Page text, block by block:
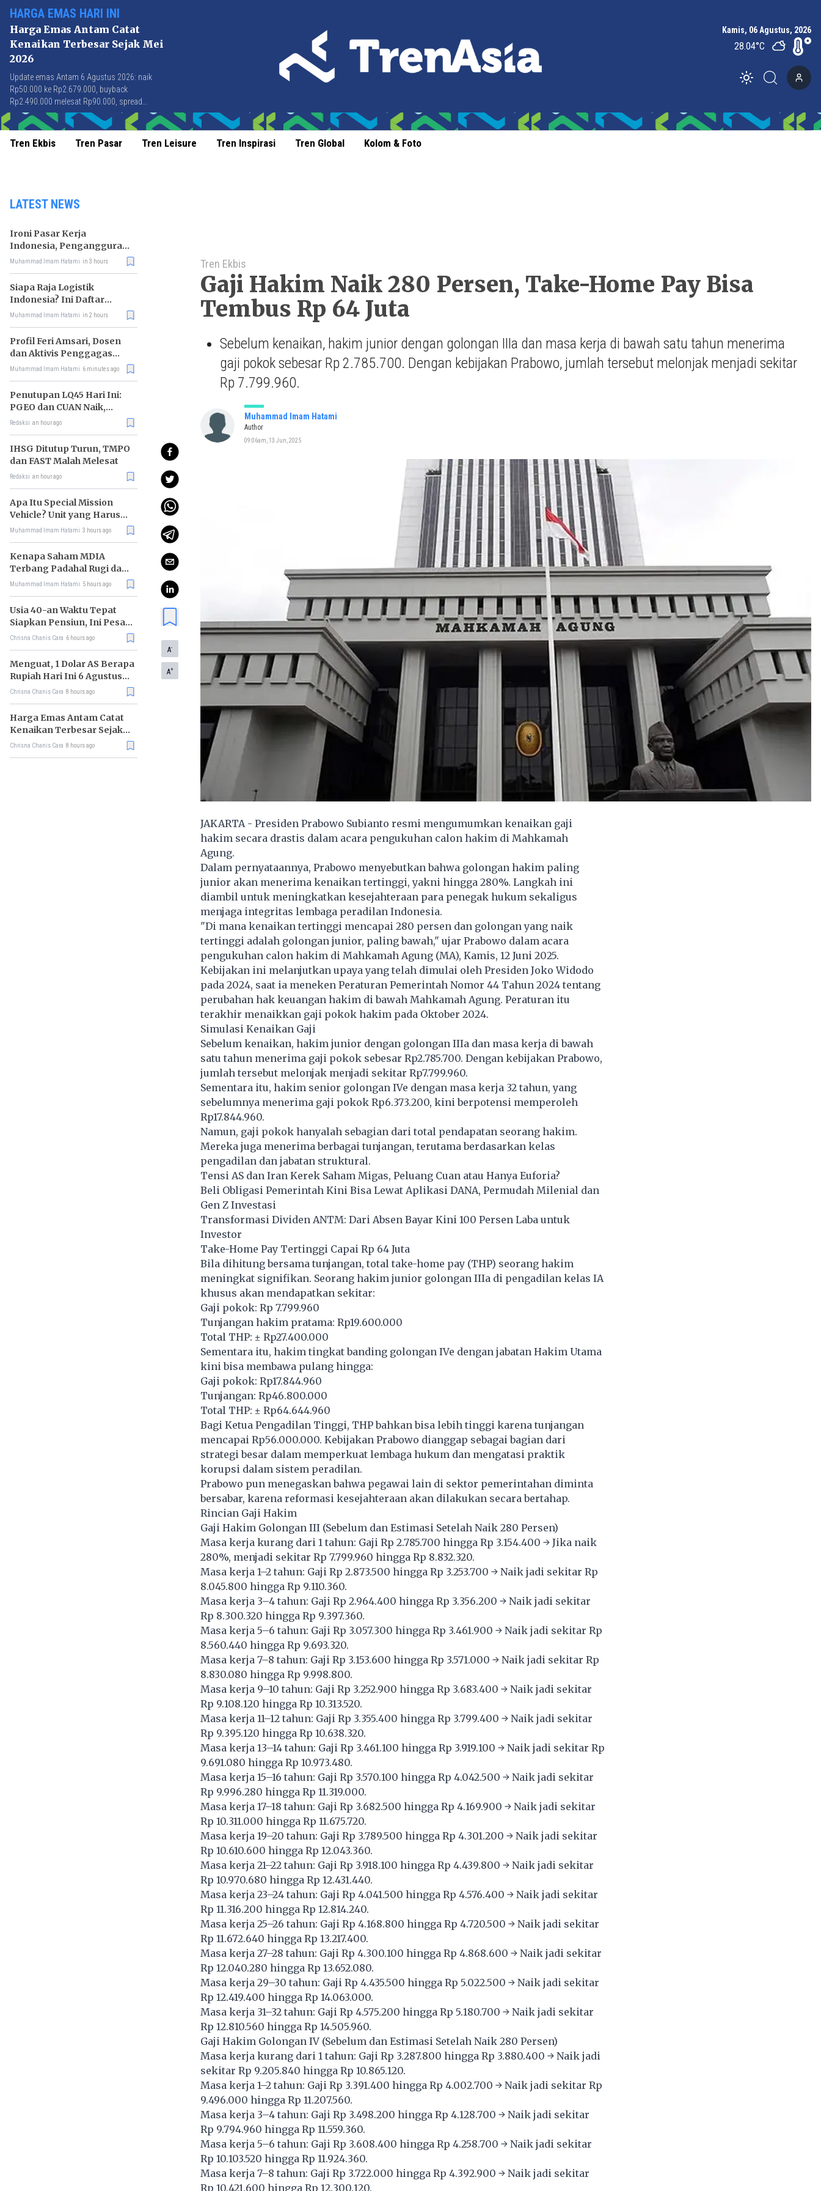
HARGA EMAS HARI INI
Harga Emas Antam Catat
Kenaikan Terbesar Sejak Mei
2026
Update emas Antam 6 Agustus 2026: naik
Rp50.000 ke Rp2.679.000, buyback
Rp2.490.000 melesat Rp90.000, spread
Rp189.000 tersempit sejak awal April 2026.
Kamis, 06 Agustus, 2026
28.04°C
Toggle theme
Tren Ekbis Tren Pasar Tren Leisure Tren Inspirasi Tren Global Kolom & Foto
LATEST NEWS
Ironi Pasar Kerja
Indonesia, Pengangguran
Didominasi Lulusan SMK
Muhammad Imam Hatami in 3 hours
Siapa Raja Logistik
Indonesia? Ini Daftar
Pemimpin Pasarnya
Muhammad Imam Hatami in 2 hours
Profil Feri Amsari, Dosen
dan Aktivis Penggagas
Kabinet Bayangan
Muhammad Imam Hatami 6 minutes ago
Penutupan LQ45 Hari Ini:
PGEO dan CUAN Naik,
MBMA Turun
Redaksi an hour ago
IHSG Ditutup Turun, TMPO
dan FAST Malah Melesat
Redaksi an hour ago
Apa Itu Special Mission
Vehicle? Unit yang Harus
Bereskan Utang Whoosh
Muhammad Imam Hatami 3 hours ago
Kenapa Saham MDIA
Terbang Padahal Rugi dan
Terlilit Utang?
Muhammad Imam Hatami 5 hours ago
Usia 40-an Waktu Tepat
Siapkan Pensiun, Ini Pesan
Rhenald Kasali
Chrisna Chanis Cara 6 hours ago
Menguat, 1 Dolar AS Berapa
Rupiah Hari Ini 6 Agustus
2026?
Chrisna Chanis Cara 8 hours ago
Harga Emas Antam Catat
Kenaikan Terbesar Sejak
Mei 2026
Chrisna Chanis Cara 8 hours ago
A-
A+
Tren Ekbis
Gaji Hakim Naik 280 Persen, Take-Home Pay Bisa
Tembus Rp 64 Juta
Sebelum kenaikan, hakim junior dengan golongan IIIa dan masa kerja di bawah satu tahun menerima
gaji pokok sebesar Rp 2.785.700. Dengan kebijakan Prabowo, jumlah tersebut melonjak menjadi sekitar
Rp 7.799.960.
Muhammad Imam Hatami
Author
09:06am, 13 Jun, 2025
JAKARTA - Presiden Prabowo Subianto resmi mengumumkan kenaikan gaji
hakim secara drastis dalam acara pengukuhan calon hakim di Mahkamah
Agung.
Dalam pernyataannya, Prabowo menyebutkan bahwa golongan hakim paling
junior akan menerima kenaikan tertinggi, yakni hingga 280%. Langkah ini
diambil untuk meningkatkan kesejahteraan para penegak hukum sekaligus
menjaga integritas lembaga peradilan Indonesia.
"Di mana kenaikan tertinggi mencapai 280 persen dan golongan yang naik
tertinggi adalah golongan junior, paling bawah," ujar Prabowo dalam acara
pengukuhan calon hakim di Mahkamah Agung (MA), Kamis, 12 Juni 2025.
Kebijakan ini melanjutkan upaya yang telah dimulai oleh Presiden Joko Widodo
pada 2024, saat ia meneken Peraturan Pemerintah Nomor 44 Tahun 2024 tentang
perubahan hak keuangan hakim di bawah Mahkamah Agung. Peraturan itu
terakhir menaikkan gaji pokok hakim pada Oktober 2024.
Simulasi Kenaikan Gaji
Sebelum kenaikan, hakim junior dengan golongan IIIa dan masa kerja di bawah
satu tahun menerima gaji pokok sebesar Rp2.785.700. Dengan kebijakan Prabowo,
jumlah tersebut melonjak menjadi sekitar Rp7.799.960.
Sementara itu, hakim senior golongan IVe dengan masa kerja 32 tahun, yang
sebelumnya menerima gaji pokok Rp6.373.200, kini berpotensi memperoleh
Rp17.844.960.
Namun, gaji pokok hanyalah sebagian dari total pendapatan seorang hakim.
Mereka juga menerima berbagai tunjangan, terutama berdasarkan kelas
pengadilan dan jabatan struktural.
Tensi AS dan Iran Kerek Saham Migas, Peluang Cuan atau Hanya Euforia?
Beli Obligasi Pemerintah Kini Bisa Lewat Aplikasi DANA, Permudah Milenial dan
Gen Z Investasi
Transformasi Dividen ANTM: Dari Absen Bayar Kini 100 Persen Laba untuk
Investor
Take-Home Pay Tertinggi Capai Rp 64 Juta
Bila dihitung bersama tunjangan, total take-home pay (THP) seorang hakim
meningkat signifikan. Seorang hakim junior golongan IIIa di pengadilan kelas IA
khusus akan mendapatkan sekitar:
Gaji pokok: Rp 7.799.960
Tunjangan hakim pratama: Rp19.600.000
Total THP: ± Rp27.400.000
Sementara itu, hakim tingkat banding golongan IVe dengan jabatan Hakim Utama
kini bisa membawa pulang hingga:
Gaji pokok: Rp17.844.960
Tunjangan: Rp46.800.000
Total THP: ± Rp64.644.960
Bagi Ketua Pengadilan Tinggi, THP bahkan bisa lebih tinggi karena tunjangan
mencapai Rp56.000.000. Kebijakan Prabowo dianggap sebagai bagian dari
strategi besar dalam memperkuat lembaga hukum dan mengatasi praktik
korupsi dalam sistem peradilan.
Prabowo pun menegaskan bahwa pegawai lain di sektor pemerintahan diminta
bersabar, karena reformasi kesejahteraan akan dilakukan secara bertahap.
Rincian Gaji Hakim
Gaji Hakim Golongan III (Sebelum dan Estimasi Setelah Naik 280 Persen)
Masa kerja kurang dari 1 tahun: Gaji Rp 2.785.700 hingga Rp 3.154.400 → Jika naik
280%, menjadi sekitar Rp 7.799.960 hingga Rp 8.832.320.
Masa kerja 1–2 tahun: Gaji Rp 2.873.500 hingga Rp 3.253.700 → Naik jadi sekitar Rp
8.045.800 hingga Rp 9.110.360.
Masa kerja 3–4 tahun: Gaji Rp 2.964.400 hingga Rp 3.356.200 → Naik jadi sekitar
Rp 8.300.320 hingga Rp 9.397.360.
Masa kerja 5–6 tahun: Gaji Rp 3.057.300 hingga Rp 3.461.900 → Naik jadi sekitar Rp
8.560.440 hingga Rp 9.693.320.
Masa kerja 7–8 tahun: Gaji Rp 3.153.600 hingga Rp 3.571.000 → Naik jadi sekitar Rp
8.830.080 hingga Rp 9.998.800.
Masa kerja 9–10 tahun: Gaji Rp 3.252.900 hingga Rp 3.683.400 → Naik jadi sekitar
Rp 9.108.120 hingga Rp 10.313.520.
Masa kerja 11–12 tahun: Gaji Rp 3.355.400 hingga Rp 3.799.400 → Naik jadi sekitar
Rp 9.395.120 hingga Rp 10.638.320.
Masa kerja 13–14 tahun: Gaji Rp 3.461.100 hingga Rp 3.919.100 → Naik jadi sekitar Rp
9.691.080 hingga Rp 10.973.480.
Masa kerja 15–16 tahun: Gaji Rp 3.570.100 hingga Rp 4.042.500 → Naik jadi sekitar
Rp 9.996.280 hingga Rp 11.319.000.
Masa kerja 17–18 tahun: Gaji Rp 3.682.500 hingga Rp 4.169.900 → Naik jadi sekitar
Rp 10.311.000 hingga Rp 11.675.720.
Masa kerja 19–20 tahun: Gaji Rp 3.789.500 hingga Rp 4.301.200 → Naik jadi sekitar
Rp 10.610.600 hingga Rp 12.043.360.
Masa kerja 21–22 tahun: Gaji Rp 3.918.100 hingga Rp 4.439.800 → Naik jadi sekitar
Rp 10.970.680 hingga Rp 12.431.440.
Masa kerja 23–24 tahun: Gaji Rp 4.041.500 hingga Rp 4.576.400 → Naik jadi sekitar
Rp 11.316.200 hingga Rp 12.814.240.
Masa kerja 25–26 tahun: Gaji Rp 4.168.800 hingga Rp 4.720.500 → Naik jadi sekitar
Rp 11.672.640 hingga Rp 13.217.400.
Masa kerja 27–28 tahun: Gaji Rp 4.300.100 hingga Rp 4.868.600 → Naik jadi sekitar
Rp 12.040.280 hingga Rp 13.652.080.
Masa kerja 29–30 tahun: Gaji Rp 4.435.500 hingga Rp 5.022.500 → Naik jadi sekitar
Rp 12.419.400 hingga Rp 14.063.000.
Masa kerja 31–32 tahun: Gaji Rp 4.575.200 hingga Rp 5.180.700 → Naik jadi sekitar
Rp 12.810.560 hingga Rp 14.505.960.
Gaji Hakim Golongan IV (Sebelum dan Estimasi Setelah Naik 280 Persen)
Masa kerja kurang dari 1 tahun: Gaji Rp 3.287.800 hingga Rp 3.880.400 → Naik jadi
sekitar Rp 9.205.840 hingga Rp 10.865.120.
Masa kerja 1–2 tahun: Gaji Rp 3.391.400 hingga Rp 4.002.700 → Naik jadi sekitar Rp
9.496.000 hingga Rp 11.207.560.
Masa kerja 3–4 tahun: Gaji Rp 3.498.200 hingga Rp 4.128.700 → Naik jadi sekitar
Rp 9.794.960 hingga Rp 11.559.360.
Masa kerja 5–6 tahun: Gaji Rp 3.608.400 hingga Rp 4.258.700 → Naik jadi sekitar
Rp 10.103.520 hingga Rp 11.924.360.
Masa kerja 7–8 tahun: Gaji Rp 3.722.000 hingga Rp 4.392.900 → Naik jadi sekitar
Rp 10.421.600 hingga Rp 12.300.120.